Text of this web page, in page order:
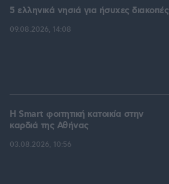
5 ελληνικά νησιά για ήσυχες διακοπές
09.08.2026, 14:08
Η Smart φοιτητική κατοικία στην
καρδιά της Αθήνας
03.08.2026, 10:56